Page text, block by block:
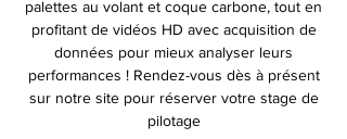
palettes au volant et coque carbone, tout en
profitant de vidéos HD avec acquisition de
données pour mieux analyser leurs
performances ! Rendez-vous dès à présent
sur notre site pour réserver votre stage de
pilotage